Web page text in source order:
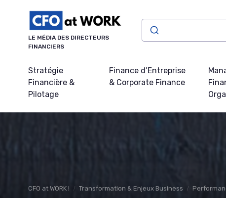
LE MÉDIA DES DIRECTEURS
FINANCIERS
Stratégie
Financière &
Pilotage
Finance d’Entreprise
& Corporate Finance
CFO at WORK ! Transformation & Enjeux Business